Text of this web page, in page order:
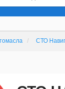
СТО